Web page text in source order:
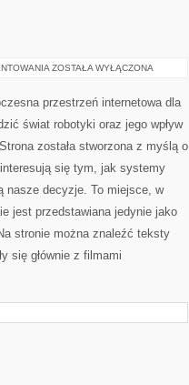
STARTUPY
ZOSTAŁA WYŁĄCZONA
przestrzeń internetowa dla
świat robotyki oraz jego wpływ
została stworzona z myślą o
się tym, jak systemy
nasze decyzje. To miejsce, w
jest przedstawiana jedynie jako
stronie można znaleźć teksty
się głównie z filmami